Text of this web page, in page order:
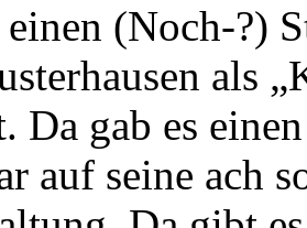
(Noch-?)
als
Da gab es
auf seine ach